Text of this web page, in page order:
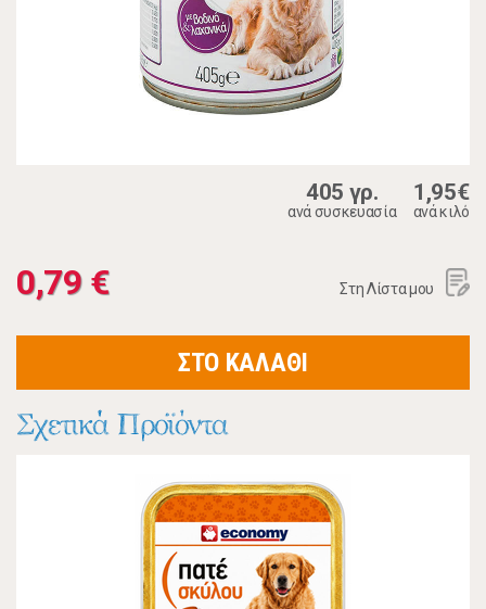
405 γρ.
ανά συσκευασία
1,95€
ανά κιλό
0,79 € Στη Λίστα μου
ΣΤΟ ΚΑΛΑΘΙ
Σχετικά Προϊόντα